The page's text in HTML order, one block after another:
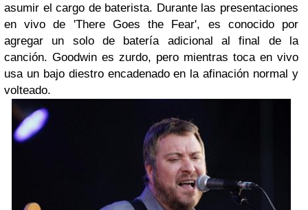
asumir el cargo de baterista. Durante las presentaciones
en vivo de 'There Goes the Fear', es conocido por
agregar un solo de batería adicional al final de la
canción. Goodwin es zurdo, pero mientras toca en vivo
usa un bajo diestro encadenado en la afinación normal y
volteado.